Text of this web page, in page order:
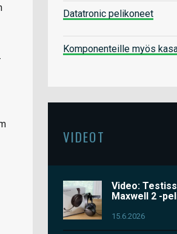
Datatronic pelikoneet
Komponenteille myös
VIDEOT
Video:
Maxwell 2 -
15.6.2026